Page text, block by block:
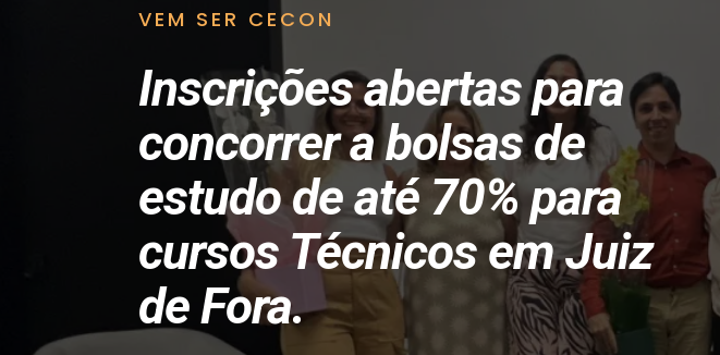
VEM SER CECON
Inscrições abertas para
concorrer a bolsas de
estudo de até 70% para
cursos Técnicos em Juiz
de Fora.